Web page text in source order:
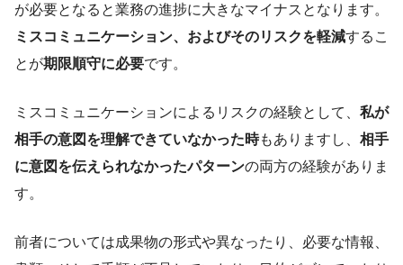
が必要となると業務の進捗に大きなマイナスとなります。
ミスコミュニケーション、およびそのリスクを軽減するこ
とが期限順守に必要です。
ミスコミュニケーションによるリスクの経験として、 私が
相手の意図を理解できていなかった時もありますし、 相手
に意図を伝えられなかったパターンの両方の経験がありま
す。
前者については成果物の形式や異なったり、必要な情報、